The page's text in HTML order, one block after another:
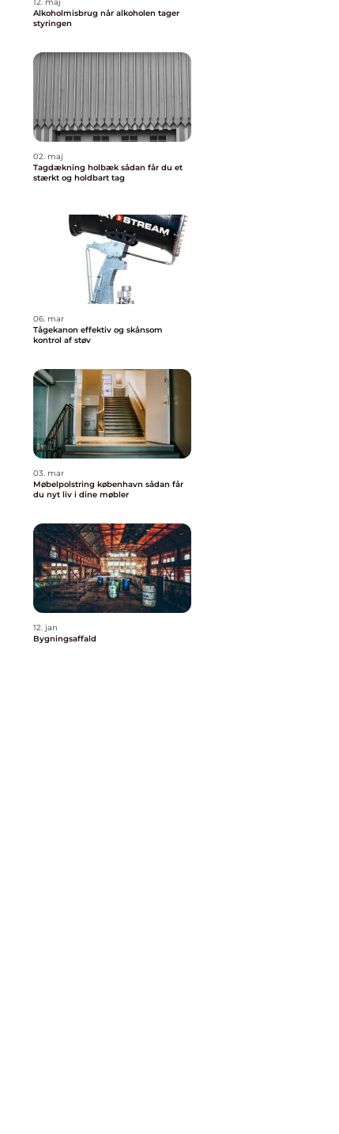
Alkoholmisbrug når alkoholen tager
styringen
02. maj
Tagdækning holbæk sådan får du et
stærkt og holdbart tag
06. mar
Tågekanon effektiv og skånsom
kontrol af støv
03. mar
Møbelpolstring københavn sådan får
du nyt liv i dine møbler
12. jan
Bygningsaffald